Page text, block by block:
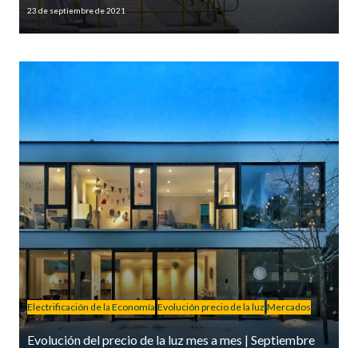
23 de septiembre de 2021
Electrificación de la Economía Evolución precio de la luz Mercados
Evolución del precio de la luz mes a mes | Septiembre